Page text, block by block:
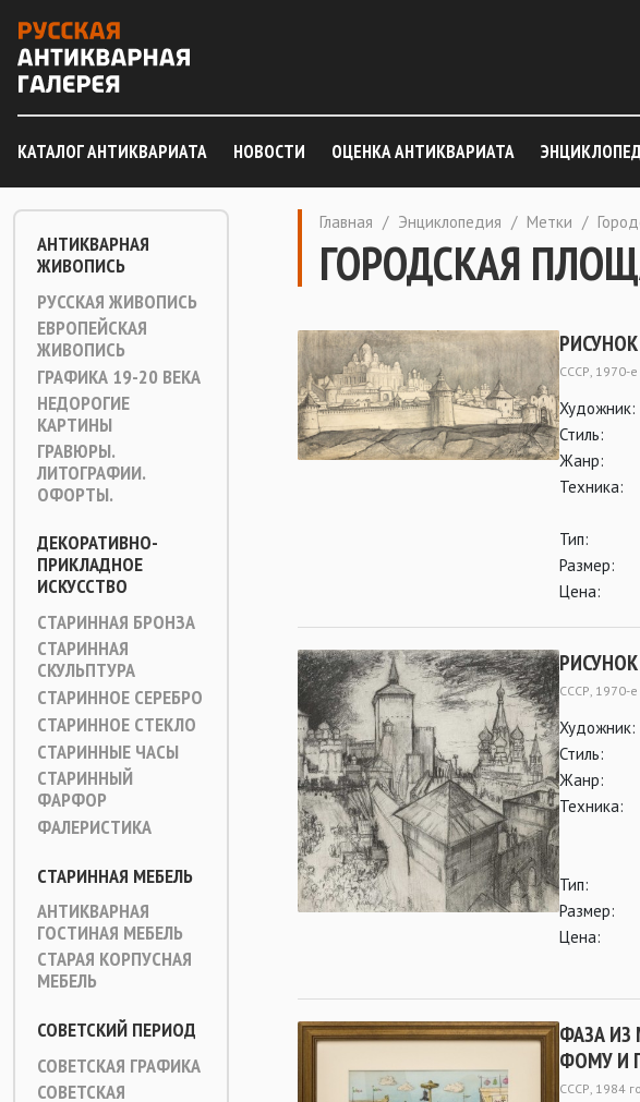
КАТАЛОГ АНТИКВАРИАТА НОВОСТИ ОЦЕНКА АНТИКВАРИАТА
АНТИКВАРНАЯ
ЖИВОПИСЬ
РУССКАЯ ЖИВОПИСЬ
ЕВРОПЕЙСКАЯ
ЖИВОПИСЬ
ГРАФИКА 19-20 ВЕКА
НЕДОРОГИЕ
КАРТИНЫ
ГРАВЮРЫ.
ЛИТОГРАФИИ.
ОФОРТЫ.
ДЕКОРАТИВНО-
ПРИКЛАДНОЕ
ИСКУССТВО
СТАРИННАЯ БРОНЗА
СТАРИННАЯ
СКУЛЬПТУРА
СТАРИННОЕ СЕРЕБРО
СТАРИННОЕ СТЕКЛО
СТАРИННЫЕ ЧАСЫ
СТАРИННЫЙ
ФАРФОР
ФАЛЕРИСТИКА
СТАРИННАЯ МЕБЕЛЬ
АНТИКВАРНАЯ
ГОСТИНАЯ МЕБЕЛЬ
СТАРАЯ КОРПУСНАЯ
МЕБЕЛЬ
СОВЕТСКИЙ ПЕРИОД
СОВЕТСКАЯ ГРАФИКА
СОВЕТСКАЯ
Главная / Энциклопедия / Метки /
ГОРОДСКАЯ
СССР, 1970-
Художник:
Стиль:
Жанр:
Техника:
Тип:
Размер:
Цена:
СССР, 1970-
Художник:
Стиль:
Жанр:
Техника:
Тип:
Размер:
Цена:
ФАЗА ИЗ
ФОМУ И
СССР, 1984